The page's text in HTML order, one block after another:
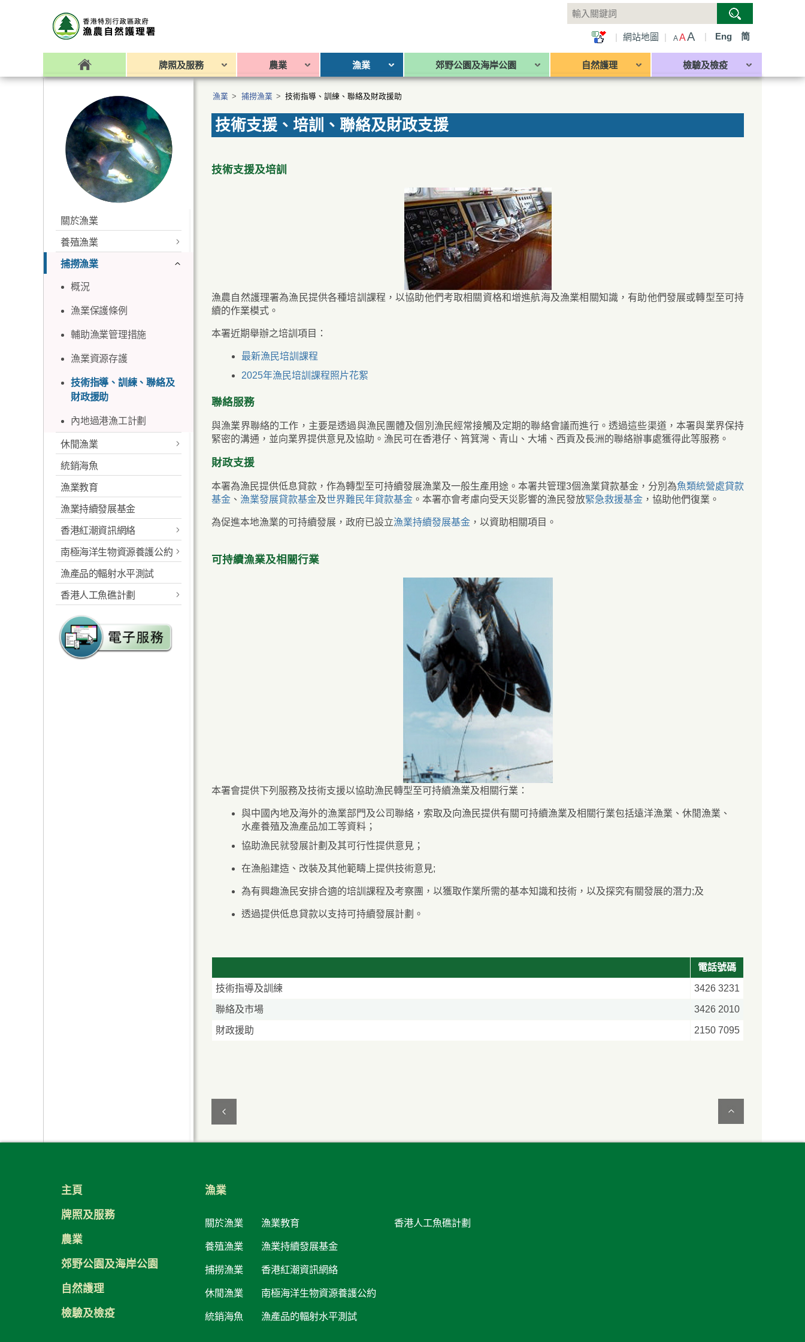
| 網站地圖 | AAA | Eng 简
牌照及服務 農業 漁業 郊野公園及海岸公園 自然護理 檢驗及檢疫
關於漁業
養殖漁業
海魚、塘魚及蠔的養殖
水產養殖環境
良好水產養殖管理
技術發展
技術協助及財政支援
現代化塘魚養殖
捕撈漁業
概況
漁業保護條例
輔助漁業管理措施
漁業資源存護
技術指導、訓練、聯絡及
財政援助
內地過港漁工計劃
休閒漁業
簡介
「漁＋樂」魚場計劃
魚排
內陸魚場
技術及財政支援
宣傳及推廣
統銷海魚
漁業教育
漁業持續發展基金
香港紅潮資訊網絡
紅潮最新消息
一周簡報
查閱過去的紅潮概
認識紅潮
紅潮是甚麼？
紅潮/藻華是怎樣形
成的？
紅潮監察與管理
香港紅潮監察及管
理
香港紅潮資料庫
香港紅潮數據及圖
趣味教室
南極海洋生物資源養護公約
南極海洋生物資源養源公
約
受《公約》規管的物種
南極海洋生物資源養護條
例（第635章）
漁產品的輻射水平測試
香港人工魚礁計劃
關於香港人工魚礁計劃
投放人工魚礁
漁業 > 捕撈漁業 > 技術指導、訓練、聯絡及財政援助
技術支援、培訓、聯絡及財政支援
技術支援及培訓
漁農自然護理署為漁民提供各種培訓課程，以協助他們考取相關資格和增進航海及漁業相關知識，有助他們發展或轉型至可持
續的作業模式。
本署近期舉辦之培訓項目：
最新漁民培訓課程
2025年漁民培訓課程照片花絮
聯絡服務
與漁業界聯絡的工作，主要是透過與漁民團體及個別漁民經常接觸及定期的聯絡會議而進行。透過這些渠道，本署與業界保持
緊密的溝通，並向業界提供意見及協助。漁民可在香港仔、筲箕灣、青山、大埔、西貢及長洲的聯絡辦事處獲得此等服務。
財政支援
本署為漁民提供低息貸款，作為轉型至可持續發展漁業及一般生產用途。本署共管理3個漁業貸款基金，分別為魚類統營處貸款
基金 、 漁業發展貸款基金及世界難民年貸款基金 。本署亦會考慮向受天災影響的漁民發放緊急救援基金 ，協助他們復業。
為促進本地漁業的可持續發展，政府已設立漁業持續發展基金 ，以資助相關項目。
可持續漁業及相關行業
本署會提供下列服務及技術支援以協助漁民轉型至可持續漁業及相關行業：
與中國內地及海外的漁業部門及公司聯絡，索取及向漁民提供有關可持續漁業及相關行業包括遠洋漁業、休閒漁業、
水產養殖及漁產品加工等資料；
協助漁民就發展計劃及其可行性提供意見；
在漁船建造、改裝及其他範疇上提供技術意見;
為有興趣漁民安排合適的培訓課程及考察團，以獲取作業所需的基本知識和技術，以及探究有關發展的潛力;及
透過提供低息貸款以支持可持續發展計劃。
電話號碼
技術指導及訓練 3426 3231
聯絡及市場 3426 2010
財政援助 2150 7095
主頁
牌照及服務
農業
郊野公園及海岸公園
自然護理
檢驗及檢疫
漁業
關於漁業
養殖漁業
捕撈漁業
休閒漁業
統銷海魚
漁業教育
漁業持續發展基金
香港紅潮資訊網絡
南極海洋生物資源養護公約
漁產品的輻射水平測試
香港人工魚礁計劃